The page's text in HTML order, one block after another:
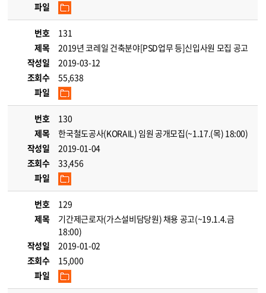
파일
번호
131
제목
2019년 코레일 건축분야[PSD업무 등]신입사원 모집 공고
작성일
2019-03-12
조회수
55,638
파일
번호
130
제목
한국철도공사(KORAIL) 임원 공개모집(~1.17.(목) 18:00)
작성일
2019-01-04
조회수
33,456
파일
번호
129
제목
기간제근로자(가스설비담당원) 채용 공고(~19.1.4.금
18:00)
작성일
2019-01-02
조회수
15,000
파일